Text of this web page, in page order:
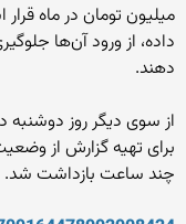
میلیون تومان در ماه
داده، از ورود آن‌ها
دهند.
از سوی دیگر روز دوشنبه
برای تهیه گزارش از وضعیت
چند ساعت بازداشت شد.